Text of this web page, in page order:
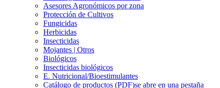
Asesores Agronómicos por zona
Protección de Cultivos
Fungicidas
Herbicidas
Insecticidas
Mojantes | Otros
Biológicos
Insecticidas biológicos
E. Nutricional/Bioestimulantes
Catálogo de productos (PDF)se abre en una pestaña